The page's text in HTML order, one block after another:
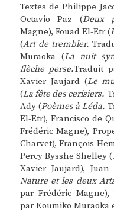
Textes de Philippe
Octavio Paz (Deux
Magne), Fouad El-Etr (
(Art de trembler.
Muraoka (La nuit
flèche perse.Traduit
Xavier Jaujard (Le
(La fête des cerisiers.
Ady (Poèmes à Léda.
El-Etr), Francisco de
Frédéric Magne),
Charvet), François
Percy Bysshe Shelley (
Xavier Jaujard),
Nature et les deux
par Frédéric Magne),
par Koumiko Muraoka